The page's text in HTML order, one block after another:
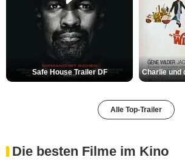
Safe House Trailer DF
Alle Top-Trailer
Die besten Filme im Kino